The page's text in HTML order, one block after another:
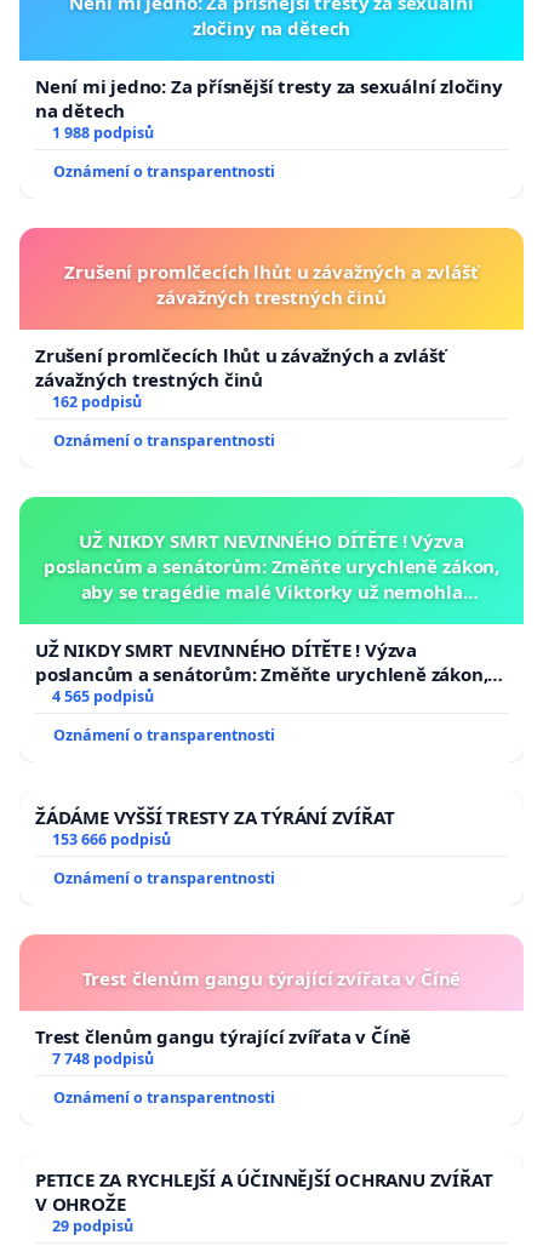
zločiny na dětech
Není mi jedno: Za přísnější tresty za sexuální zločiny
na dětech
1 988 podpisů
Oznámení o transparentnosti
Zrušení promlčecích lhůt u závažných a zvlášť
závažných trestných činů
Zrušení promlčecích lhůt u závažných a zvlášť
závažných trestných činů
162 podpisů
Oznámení o transparentnosti
UŽ NIKDY SMRT NEVINNÉHO DÍTĚTE ! Výzva
poslancům a senátorům: Změňte urychleně zákon,
aby se tragédie malé Viktorky už nemohla
UŽ NIKDY SMRT NEVINNÉHO DÍTĚTE ! Výzva
poslancům a senátorům: Změňte urychleně zákon,
aby se tragédie malé Viktorky už nemohla opakovat!
4 565 podpisů
Oznámení o transparentnosti
ŽÁDÁME VYŠŠÍ TRESTY ZA TÝRÁNÍ ZVÍŘAT
153 666 podpisů
Oznámení o transparentnosti
Trest členům gangu týrající zvířata v Číně
Trest členům gangu týrající zvířata v Číně
7 748 podpisů
Oznámení o transparentnosti
PETICE ZA RYCHLEJŠÍ A ÚČINNĚJŠÍ OCHRANU ZVÍŘAT
V OHROŽE
29 podpisů